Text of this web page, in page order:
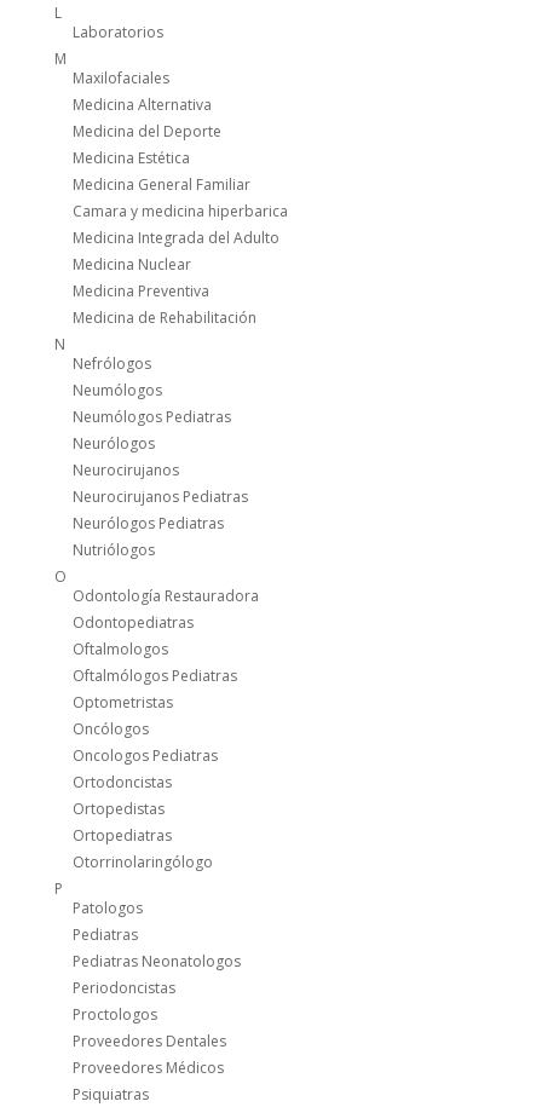
L
Laboratorios
M
Maxilofaciales
Medicina Alternativa
Medicina del Deporte
Medicina Estética
Medicina General Familiar
Camara y medicina hiperbarica
Medicina Integrada del Adulto
Medicina Nuclear
Medicina Preventiva
Medicina de Rehabilitación
N
Nefrólogos
Neumólogos
Neumólogos Pediatras
Neurólogos
Neurocirujanos
Neurocirujanos Pediatras
Neurólogos Pediatras
Nutriólogos
O
Odontología Restauradora
Odontopediatras
Oftalmologos
Oftalmólogos Pediatras
Optometristas
Oncólogos
Oncologos Pediatras
Ortodoncistas
Ortopedistas
Ortopediatras
Otorrinolaringólogo
P
Patologos
Pediatras
Pediatras Neonatologos
Periodoncistas
Proctologos
Proveedores Dentales
Proveedores Médicos
Psiquiatras